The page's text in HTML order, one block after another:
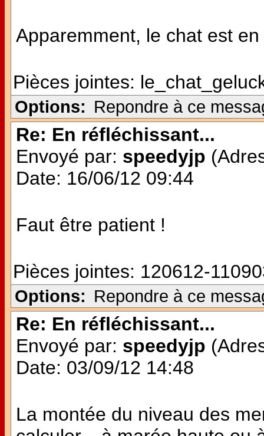
Apparemment, le chat est
Pièces jointes:
Options: Repondre à ce
Re: En réfléchissant...
Envoyé par: speedyjp
Date: 16/06/12 09:44
Faut être patient !
Pièces jointes: 120612-
Options: Repondre à ce
Re: En réfléchissant...
Envoyé par: speedyjp
Date: 03/09/12 14:48
La montée du niveau des